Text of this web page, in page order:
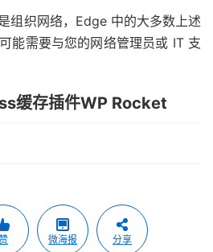
组织网络，Edge 中的大多数上述
能需要与您的网络管理员或 IT 支
缓存插件WP Rocket
微海报 分享